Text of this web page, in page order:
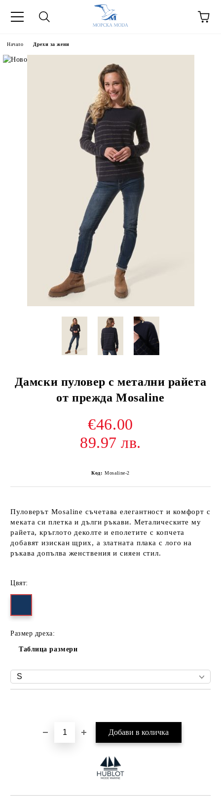
Начало Дрехи за жени
Дамски пуловер с метални райета
от прежда Mosaline
€46.00
89.97 лв.
Код: Mosaline-2
ПуловерътMosaline съчетава елегантност и комфорт с
меката си плетка и дълги ръкави. Металическите му
райета, кръглото деколте и еполетите с копчета
добавят изискан щрих, а златната плака с лого на
ръкава допълва женствения и сияен стил.
Цвят:
Размер дреха:
Таблица размери